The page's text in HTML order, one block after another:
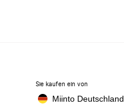
Sie kaufen ein von
Miinto Deutschland